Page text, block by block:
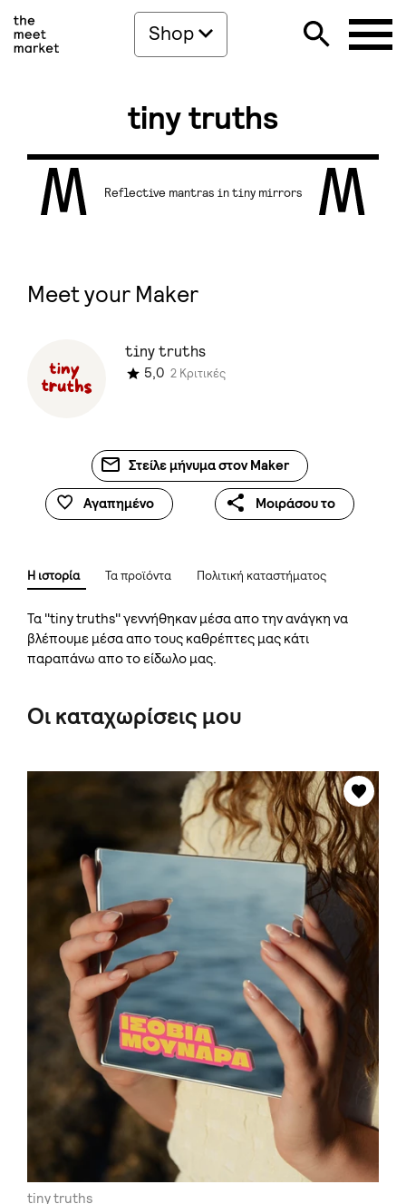
Shop
tiny truths
Reflective mantras in tiny mirrors
Meet your Maker
tiny truths
5,0 2 Κριτικές
Στείλε μήνυμα στον Maker
Αγαπημένο Μοιράσου το
Η ιστορία Τα προϊόντα Πολιτική καταστήματος
Τα ''tiny truths'' γεννήθηκαν μέσα απο την ανάγκη να
βλέπουμε μέσα απο τους καθρέπτες μας κάτι
παραπάνω απο το είδωλο μας.
Οι καταχωρίσεις μου
tiny truths